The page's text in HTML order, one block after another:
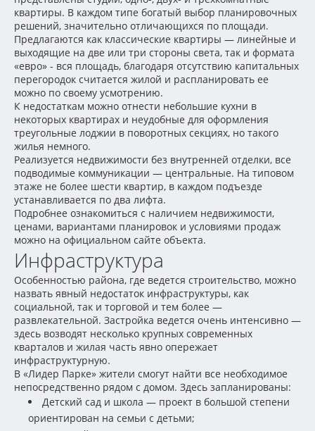
квартиры. В каждом типе богатый выбор планировочных
решений, значительно отличающихся по площади.
Предлагаются как классические квартиры — линейные и
выходящие на две или три стороны света, так и формата
«евро» - вся площадь, благодаря отсутствию капитальных
перегородок считается жилой и распланировать ее
можно по своему усмотрению.
К недостаткам можно отнести небольшие кухни в
некоторых квартирах и неудобные для оформления
треугольные лоджии в поворотных секциях, но такого
жилья немного.
Реализуется недвижимости без внутренней отделки, все
подводимые коммуникации — центральные. На типовом
этаже не более шести квартир, в каждом подъезде
устанавливается по два лифта.
Подробнее ознакомиться с наличием недвижимости,
ценами, вариантами планировок и условиями продаж
можно на официальном сайте объекта.
Инфраструктура
Особенностью района, где ведется строительство, можно
назвать явный недостаток инфраструктуры, как
социальной, так и торговой и тем более —
развлекательной. Застройка ведется очень интенсивно —
здесь возводят несколько крупных современных
кварталов и жилая часть явно опережает
инфраструктурную.
В «Лидер Парке» жители смогут найти все необходимое
непосредственно рядом с домом. Здесь запланированы:
Детский сад и школа — проект в большой степени
ориентирован на семьи с детьми;